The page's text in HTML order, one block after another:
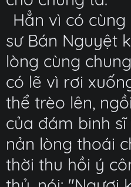
Hẳn vì có
sư Bán Nguyệt
lòng cùng
có lẽ vì rơi
thể trèo lên,
của đám binh
nản lòng thoái
thời thu hồi ý